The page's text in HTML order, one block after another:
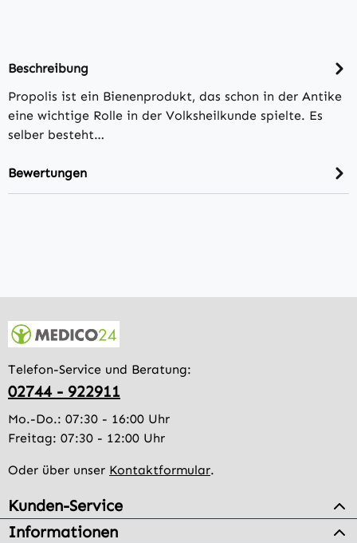
Beschreibung
Propolis ist ein Bienenprodukt, das schon in der Antike
eine wichtige Rolle in der Volksheilkunde spielte. Es
selber besteht…
Bewertungen
Telefon-Service und Beratung:
02744 - 922911
Mo.-Do.: 07:30 - 16:00 Uhr
Freitag: 07:30 - 12:00 Uhr
Oder über unser Kontaktformular.
Kunden-Service
Informationen